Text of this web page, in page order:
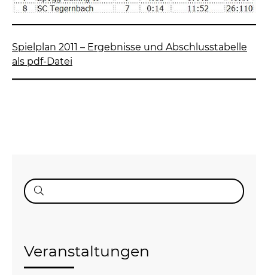
Spielplan 2011 – Ergebnisse und Abschlusstabelle
als pdf-Datei
Suche
nach:
Veranstaltungen